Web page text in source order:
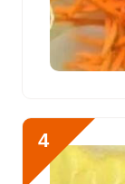
Марганец
Рубидий
Селен
4